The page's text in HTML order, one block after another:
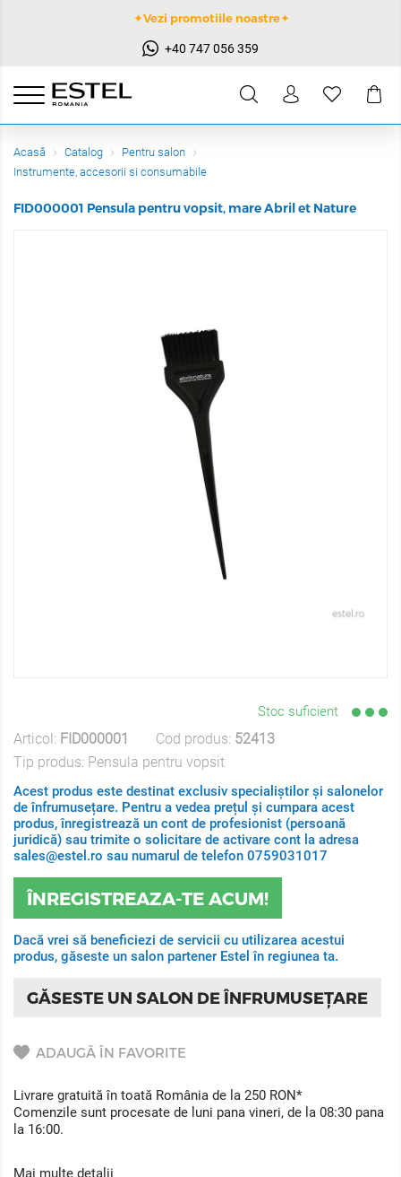
✦Vezi promotiile noastre✦
+40 747 056 359
Acasă Catalog
Pentru salon
Instrumente, accesorii si consumabile
FID000001 Pensula pentru vopsit, mare Abril et Nature
Stoc suficient
Articol: FID000001 Cod produs: 52413
Tip produs: Pensula pentru vopsit
Acest produs este destinat exclusiv specialiștilor și salonelor
de înfrumusețare. Pentru a vedea prețul și cumpara acest
produs, înregistrează un cont de profesionist (persoană
juridică) sau trimite o solicitare de activare cont la adresa
sales@estel.ro sau numarul de telefon 0759031017
ÎNREGISTREAZA-TE ACUM!
Dacă vrei să beneficiezi de servicii cu utilizarea acestui
produs, găseste un salon partener Estel în regiunea ta.
GĂSESTE UN SALON DE ÎNFRUMUSEȚARE
ADAUGĂ ÎN FAVORITE
Livrare gratuită în toată România de la 250 RON*
Comenzile sunt procesate de luni pana vineri, de la 08:30 pana
la 16:00.
Mai multe detalii